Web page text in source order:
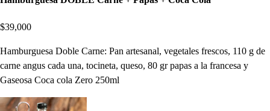
$39,000
Hamburguesa Doble Carne: Pan artesanal, vegetales frescos, 110 g de
carne angus cada una, tocineta, queso, 80 gr papas a la francesa y
Gaseosa Coca cola Zero 250ml